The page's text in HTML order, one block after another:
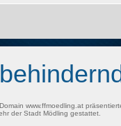
www.ffmoedling.at
der Stadt Mödling gestattet.